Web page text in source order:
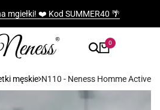
mgiełki! ❤️ Kod SUMMER40 🌴
0
męskie N110 - Neness Homme Active